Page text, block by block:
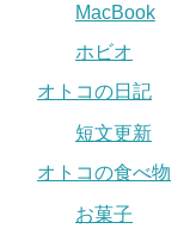
MacBook
ホビオ
オトコの日記
短文更新
オトコの食べ物
お菓子